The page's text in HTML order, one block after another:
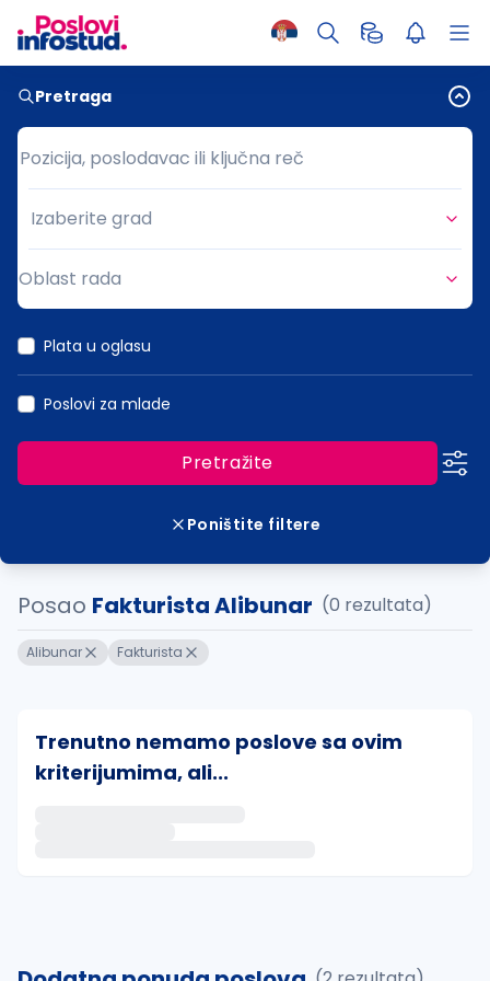
Pretraga
Pozicija, poslodavac ili ključna reč
Pozicija, poslodavac ili ključna reč
Grad
Izaberite grad
Oblast rada
Plata u oglasu
Poslovi za mlade
Pretražite
Poništite filtere
Posao Fakturista Alibunar (0 rezultata)
Alibunar Fakturista
Trenutno nemamo poslove sa ovim
kriterijumima, ali...